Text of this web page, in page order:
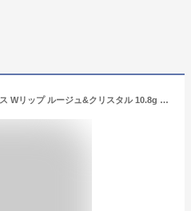
アールエムケー リップグロス Wリップ ルージュ&クリスタル 10.8g #03 ロマンティックボルテージ [並行輸入品]